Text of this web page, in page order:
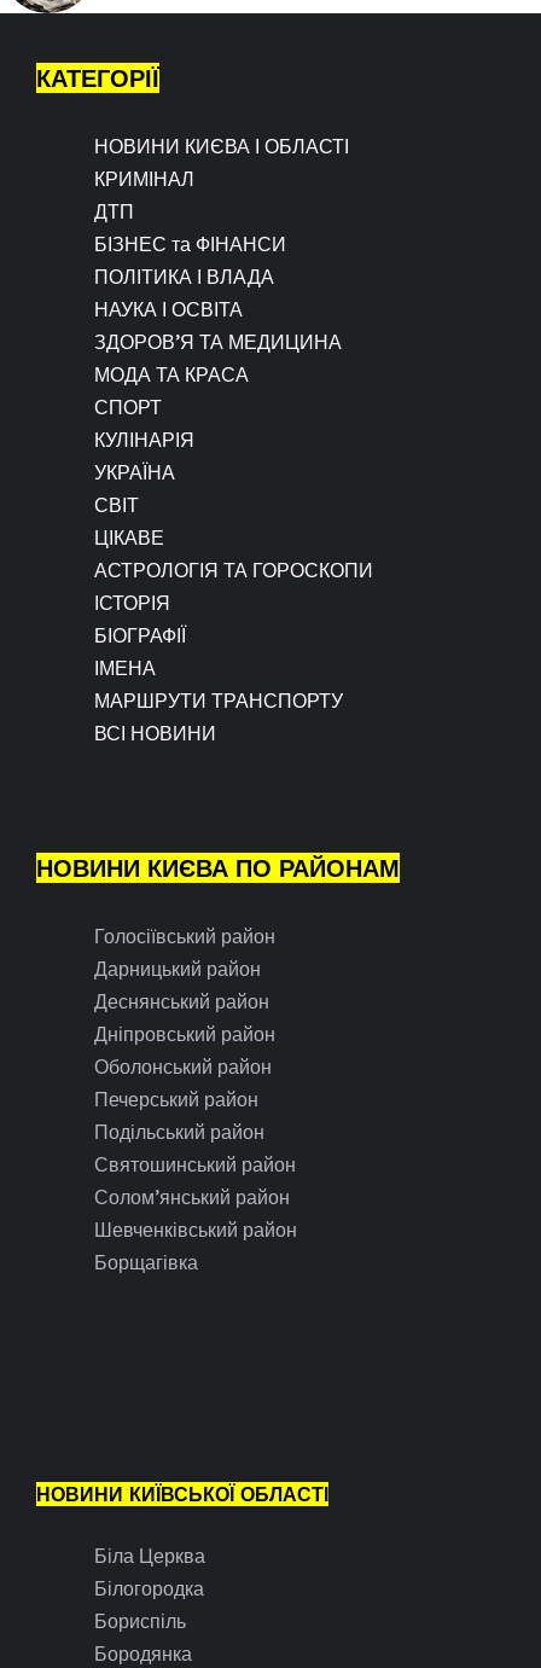
КАТЕГОРІЇ
НОВИНИ КИЄВА І ОБЛАСТІ
КРИМІНАЛ
ДТП
БІЗНЕС та ФІНАНСИ
ПОЛІТИКА І ВЛАДА
НАУКА І ОСВІТА
ЗДОРОВ’Я ТА МЕДИЦИНА
МОДА ТА КРАСА
СПОРТ
КУЛІНАРІЯ
УКРАЇНА
СВІТ
ЦІКАВЕ
АСТРОЛОГІЯ ТА ГОРОСКОПИ
ІСТОРІЯ
БІОГРАФІЇ
ІМЕНА
МАРШРУТИ ТРАНСПОРТУ
ВСІ НОВИНИ
НОВИНИ КИЄВА ПО РАЙОНАМ
Голосіївський район
Дарницький район
Деснянський район
Дніпровський район
Оболонський район
Печерський район
Подільський район
Святошинський район
Солом’янський район
Шевченківський район
Борщагівка
НОВИНИ КИЇВСЬКОЇ ОБЛАСТІ
Біла Церква
Білогородка
Бориспіль
Бородянка